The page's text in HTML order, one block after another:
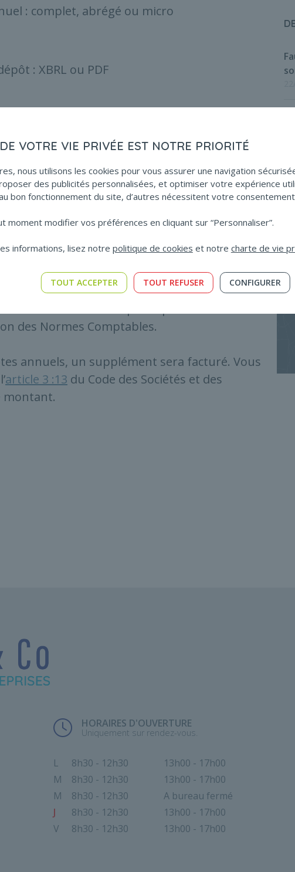
: complet, abrégé ou micro
: XBRL ou PDF
307,80 €
320,50 €
54,90 €
57,00 €
364,70 €
379,80 €
111,80 €
116,30 €
69,60 €
72,50 €
44,30 € 46,10 €
à ces tarifs afin de participer aux frais de
des Normes Comptables.
annuels, un supplément sera facturé. Vous
article 3 :13 du Code des Sociétés et des
montant.
HORAIRES D'OUVERTURE
Uniquement sur rendez-vous.
L
M
M
J
V
8h30 - 12h30
8h30 - 12h30
8h30 - 12h30
8h30 - 12h30
8h30 - 12h30
13h00 - 17h00
13h00 - 17h00
A bureau fermé
13h00 - 17h00
13h00 - 17h00
VOTRE VIE PRIVÉE EST NOTRE PRIORITÉ
nous utilisons les cookies pour vous assurer une navigation
des publicités personnalisées, et optimiser votre expérience
bon fonctionnement du site, d’autres nécessitent votre
moment modifier vos préférences en cliquant sur “Personnaliser”.
informations, lisez notre politique de cookies et notre charte de vie
TOUT ACCEPTER TOUT REFUSER CONFIGURER